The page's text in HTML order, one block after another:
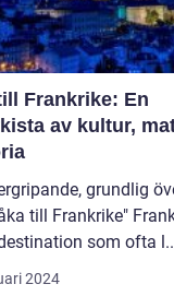
Frankrike: En
av kultur,
grundlig
till Frankrike" Frankrike
som ofta
2024